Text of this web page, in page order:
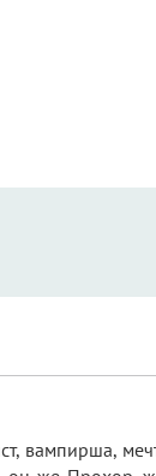
вампирша,